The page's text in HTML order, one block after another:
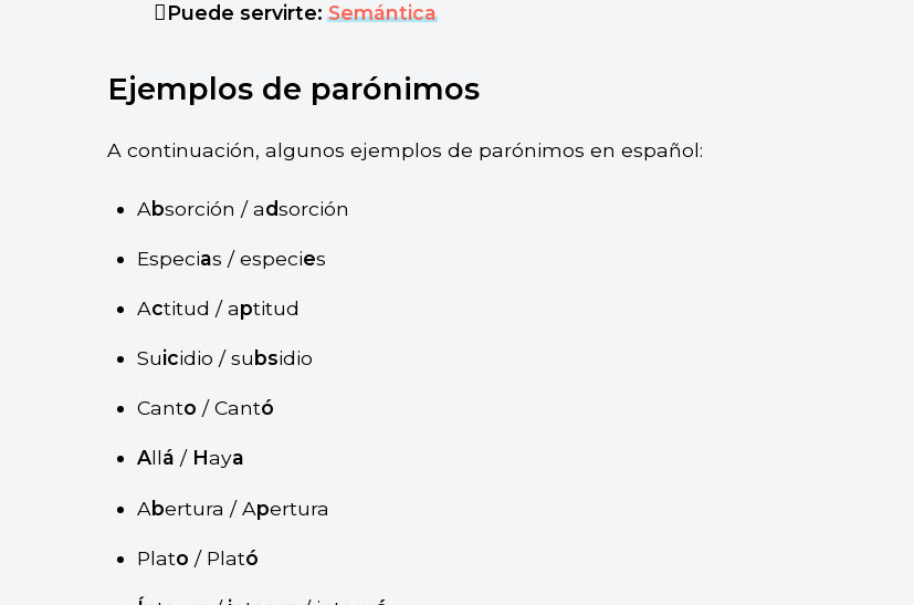
Puede servirte:Semántica
Ejemplos de parónimos
A continuación, algunos ejemplos de parónimos en español:
Absorción / adsorción
Especias / especies
Actitud / aptitud
Suicidio / su bsidio
Canto / Cantó
Allá / Haya
Abertura / Apertura
Plato / Plató